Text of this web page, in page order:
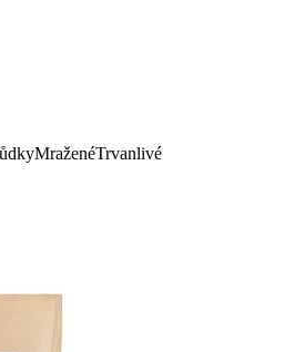
MraženéTrvanlivé